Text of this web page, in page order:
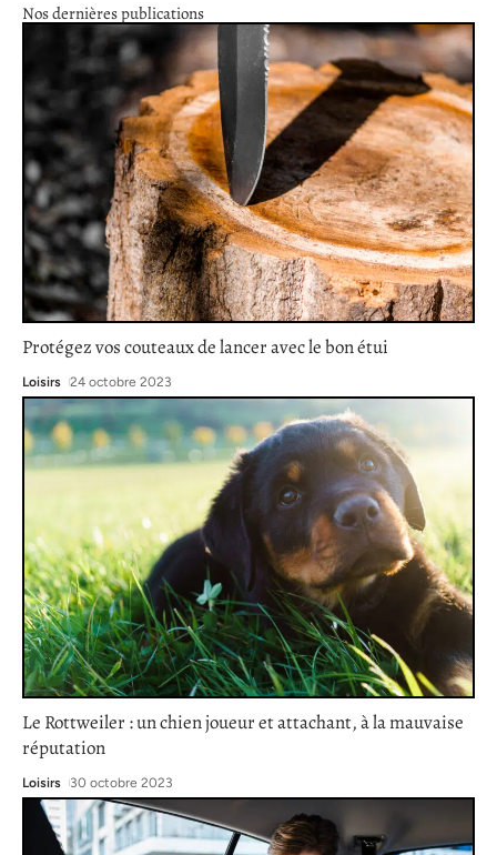
Nos dernières publications
Protégez vos couteaux de lancer avec le bon étui
Loisirs 24 octobre 2023
Le Rottweiler : un chien joueur et attachant, à la mauvaise
réputation
Loisirs 30 octobre 2023